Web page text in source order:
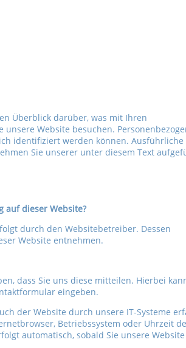
Überblick darüber, was mit Ihren
Website besuchen.
identifiziert werden können. Ausführliche
Sie unserer unter diesem Text
auf dieser Website?
durch den Websitebetreiber. Dessen
Website entnehmen.
dass Sie uns diese mitteilen. Hierbei
eingeben.
der Website durch unsere IT-Systeme
Betriebssystem oder Uhrzeit
automatisch, sobald Sie unsere Website